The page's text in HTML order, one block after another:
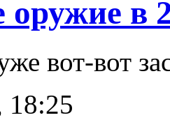
в
вот-вот
18:25